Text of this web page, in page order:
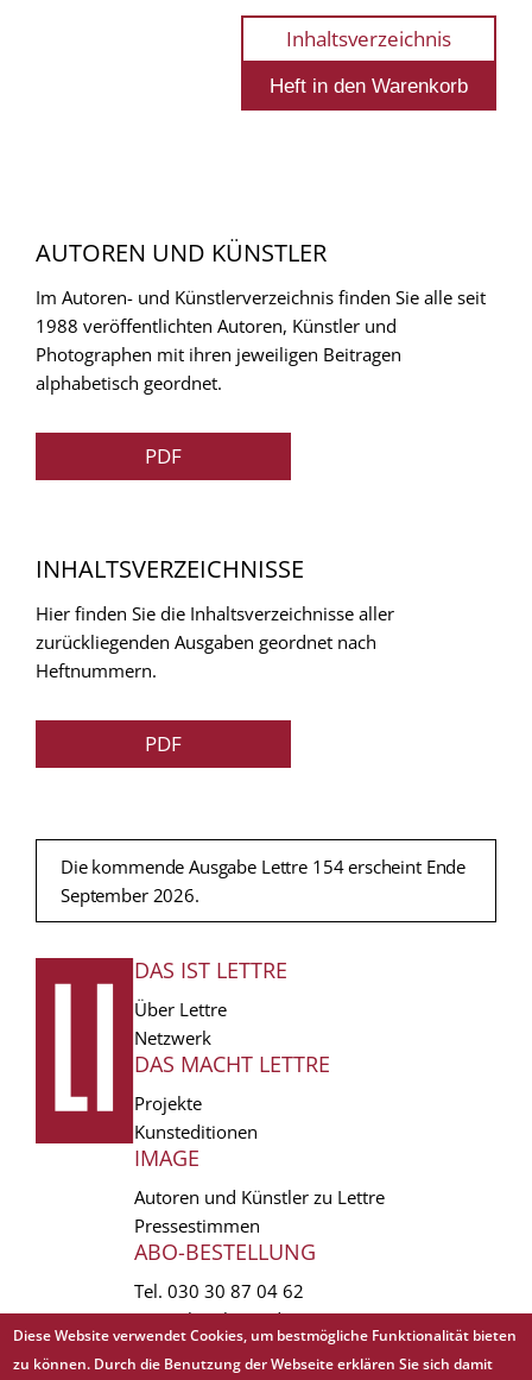
Inhaltsverzeichnis
AUTOREN UND KÜNSTLER
Im Autoren- und Künstlerverzeichnis finden Sie alle seit
1988 veröffentlichten Autoren, Künstler und
Photographen mit ihren jeweiligen Beitragen
alphabetisch geordnet.
PDF
INHALTSVERZEICHNISSE
Hier finden Sie die Inhaltsverzeichnisse aller
zurückliegenden Ausgaben geordnet nach
Heftnummern.
PDF
Die kommende Ausgabe Lettre 154 erscheint Ende
September 2026.
FUSSZEILE
DAS IST LETTRE
Über Lettre
Netzwerk
DAS MACHT LETTRE
Projekte
Kunsteditionen
IMAGE
Autoren und Künstler zu Lettre
Pressestimmen
ABO-BESTELLUNG
Tel. 030 30 87 04 62
vertrieb(at)lettre.de
Diese Website verwendet Cookies, um bestmögliche Funktionalität bieten
zu können. Durch die Benutzung der Webseite erklären Sie sich damit